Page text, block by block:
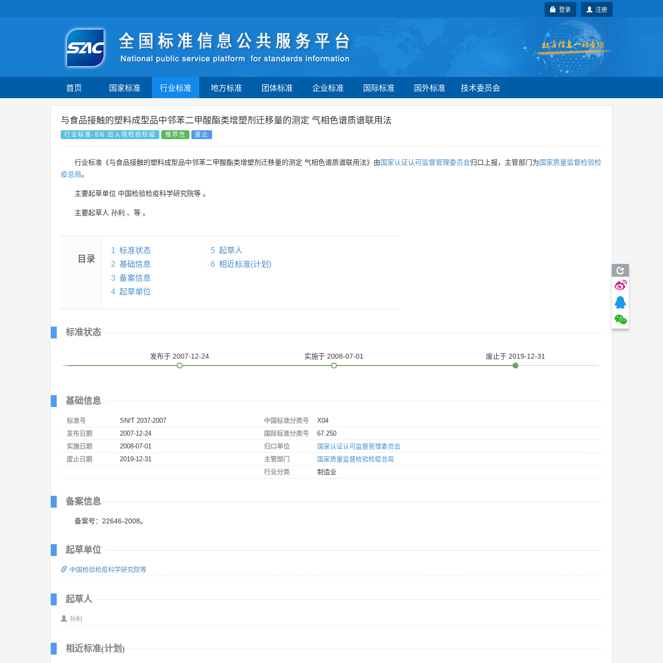
注册
登录
首页 国家标准 行业标准 地方标准 团体标准 企业标准 国际标准 国外标准 技术委员会
与食品接触的塑料成型品中邻苯二甲酸酯类增塑剂迁移量的测定 气相色谱质谱联用法
行业标准-SN 出入境检验检疫 推荐性 废止
行业标准《与食品接触的塑料成型品中邻苯二甲酸酯类增塑剂迁移量的测定 气相色谱质谱联用法》由国家认证认可监督管理委员会归口上报，主管部门为国家质量监督检验检
疫总局。
主要起草单位 中国检验检疫科学研究院等 。
主要起草人 孙利 、 等 。
目录
1 标准状态
2 基础信息
3 备案信息
4 起草单位
5 起草人
6 相近标准(计划)
标准状态
发布于 2007-12-24 实施于 2008-07-01 废止于 2019-12-31
基础信息
标准号
SN/T 2037-2007
发布日期
2007-12-24
实施日期
2008-07-01
废止日期
2019-12-31
中国标准分类号
X04
国际标准分类号
67.250
归口单位
国家认证认可监督管理委员会
主管部门
国家质量监督检验检疫总局
行业分类
制造业
备案信息
备案号：22646-2008。
起草单位
中国检验检疫科学研究院等
起草人
孙利
相近标准(计划)